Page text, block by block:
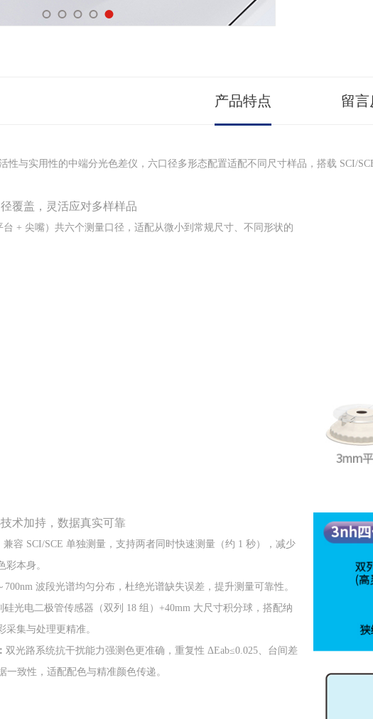
产品特点 留言
性与实用性的中端分光色差仪，六口径多形态配置适配不同尺寸样品，搭载 SCI/
覆盖，灵活应对多样样品
台 + 尖嘴）共六个测量口径，适配从微小到常规尺寸、不同形状的
术加持，数据真实可靠
兼容 SCI/SCE 单独测量，支持两者同时快速测量（约 1 秒），减少
彩本身。
700nm 波段光谱均匀分布，杜绝光谱缺失误差，提升测量可靠性。
硅光电二极管传感器（双列 18 组）+40mm 大尺寸积分球，搭配纳
集与处理更精准。
双光路系统抗干扰能力强测色更准确，重复性 ΔEab≤0.025、台间差
一致性，适配配色与精准颜色传递。